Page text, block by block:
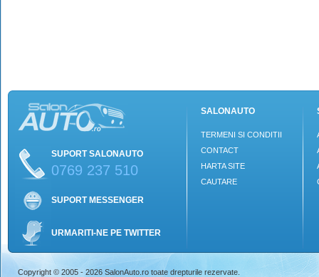
SUPORT SALONAUTO
0769 237 510
SUPORT MESSENGER
URMARITI-NE PE TWITTER
SALONAUTO
TERMENI SI CONDITII
CONTACT
HARTA SITE
CAUTARE
Copyright © 2005 - 2026 SalonAuto.ro toate drepturile rezervate.